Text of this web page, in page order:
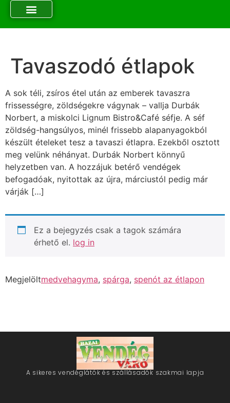
Tavaszodó étlapok
A sok téli, zsíros étel után az emberek tavaszra
frissességre, zöldségekre vágynak – vallja Durbák
Norbert, a miskolci Lignum Bistro&Café séfje. A séf
zöldség-hangsúlyos, minél frissebb alapanyagokból
készült ételeket tesz a tavaszi étlapra. Ezekből osztott
meg velünk néhányat. Durbák Norbert könnyű
helyzetben van. A hozzájuk betérő vendégek
befogadóak, nyitottak az újra, márciustól pedig már
várják […]
Ez a bejegyzés csak a tagok számára
érhető el. log in
Megjelöltmedvehagyma, spárga, spenót az étlapon
A sikeres vendéglátók és szállásadók szakmai lapja